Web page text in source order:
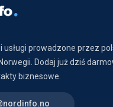
usługi prowadzone przez
Dodaj już dziś
biznesowe.